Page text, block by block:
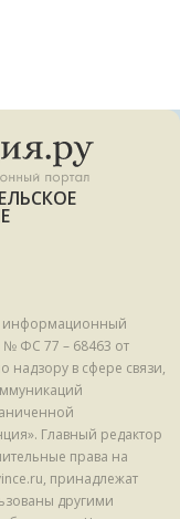
информационный
№ ФС 77 – 68463 от
надзору в сфере связи,
Главный редактор
права на
принадлежат
другими